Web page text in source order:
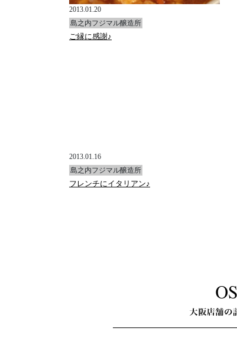
2013.01.20
島之内フジマル醸造所
ご縁に感謝♪
2013.01.16
島之内フジマル醸造所
フレンチにイタリアン♪